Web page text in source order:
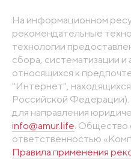
На информационном
рекомендательные
технологии
сбора, систематизации и
относящихся к
"Интернет",
Российской
для направления
info@amur.life . Общество
ответственностью
Правила применения